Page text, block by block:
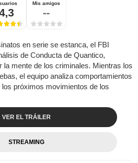
Mis amigos
--
en serie se estanca, el FBI
de Conducta de Quantico,
la mente de los criminales. Mientras los
el equipo analiza comportamientos
próximos movimientos de los
VER EL TRÁILER
STREAMING